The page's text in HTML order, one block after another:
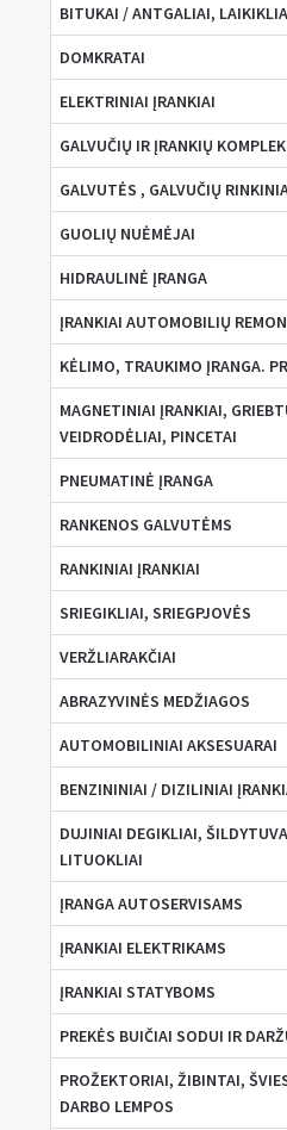
BITUKAI / ANTGALIAI,
DOMKRATAI
ELEKTRINIAI ĮRANKIAI
GALVUČIŲ IR ĮRANKIŲ
GALVUTĖS , GALVUČIŲ
GUOLIŲ NUĖMĖJAI
HIDRAULINĖ ĮRANGA
ĮRANKIAI AUTOMOBILIŲ
KĖLIMO, TRAUKIMO ĮRANGA.
MAGNETINIAI ĮRANKIAI,
VEIDRODĖLIAI, PINCETAI
PNEUMATINĖ ĮRANGA
RANKENOS GALVUTĖMS
RANKINIAI ĮRANKIAI
SRIEGIKLIAI, SRIEGPJOVĖS
VERŽLIARAKČIAI
ABRAZYVINĖS MEDŽIAGOS
AUTOMOBILINIAI AKSESUARAI
BENZININIAI / DIZILINIAI
DUJINIAI DEGIKLIAI,
LITUOKLIAI
ĮRANGA AUTOSERVISAMS
ĮRANKIAI ELEKTRIKAMS
ĮRANKIAI STATYBOMS
PREKĖS BUIČIAI SODUI IR
PROŽEKTORIAI, ŽIBINTAI,
DARBO LEMPOS